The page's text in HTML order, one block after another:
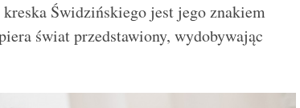
Świdzińskiego jest jego znakiem
świat przedstawiony, wydobywając